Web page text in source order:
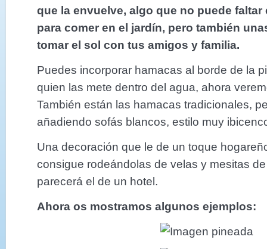
que la envuelve, algo que no puede
para comer en el jardín, pero también
tomar el sol con tus amigos y familia.
Puedes incorporar hamacas al borde de la
quien las mete dentro del agua, ahora
También están las hamacas tradicionales,
añadiendo sofás blancos, estilo muy
Una decoración que le de un toque
consigue rodeándolas de velas y mesitas
parecerá el de un hotel.
Ahora os mostramos algunos ejemplos: